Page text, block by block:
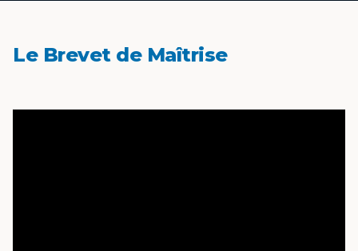
Le Brevet de Maîtrise